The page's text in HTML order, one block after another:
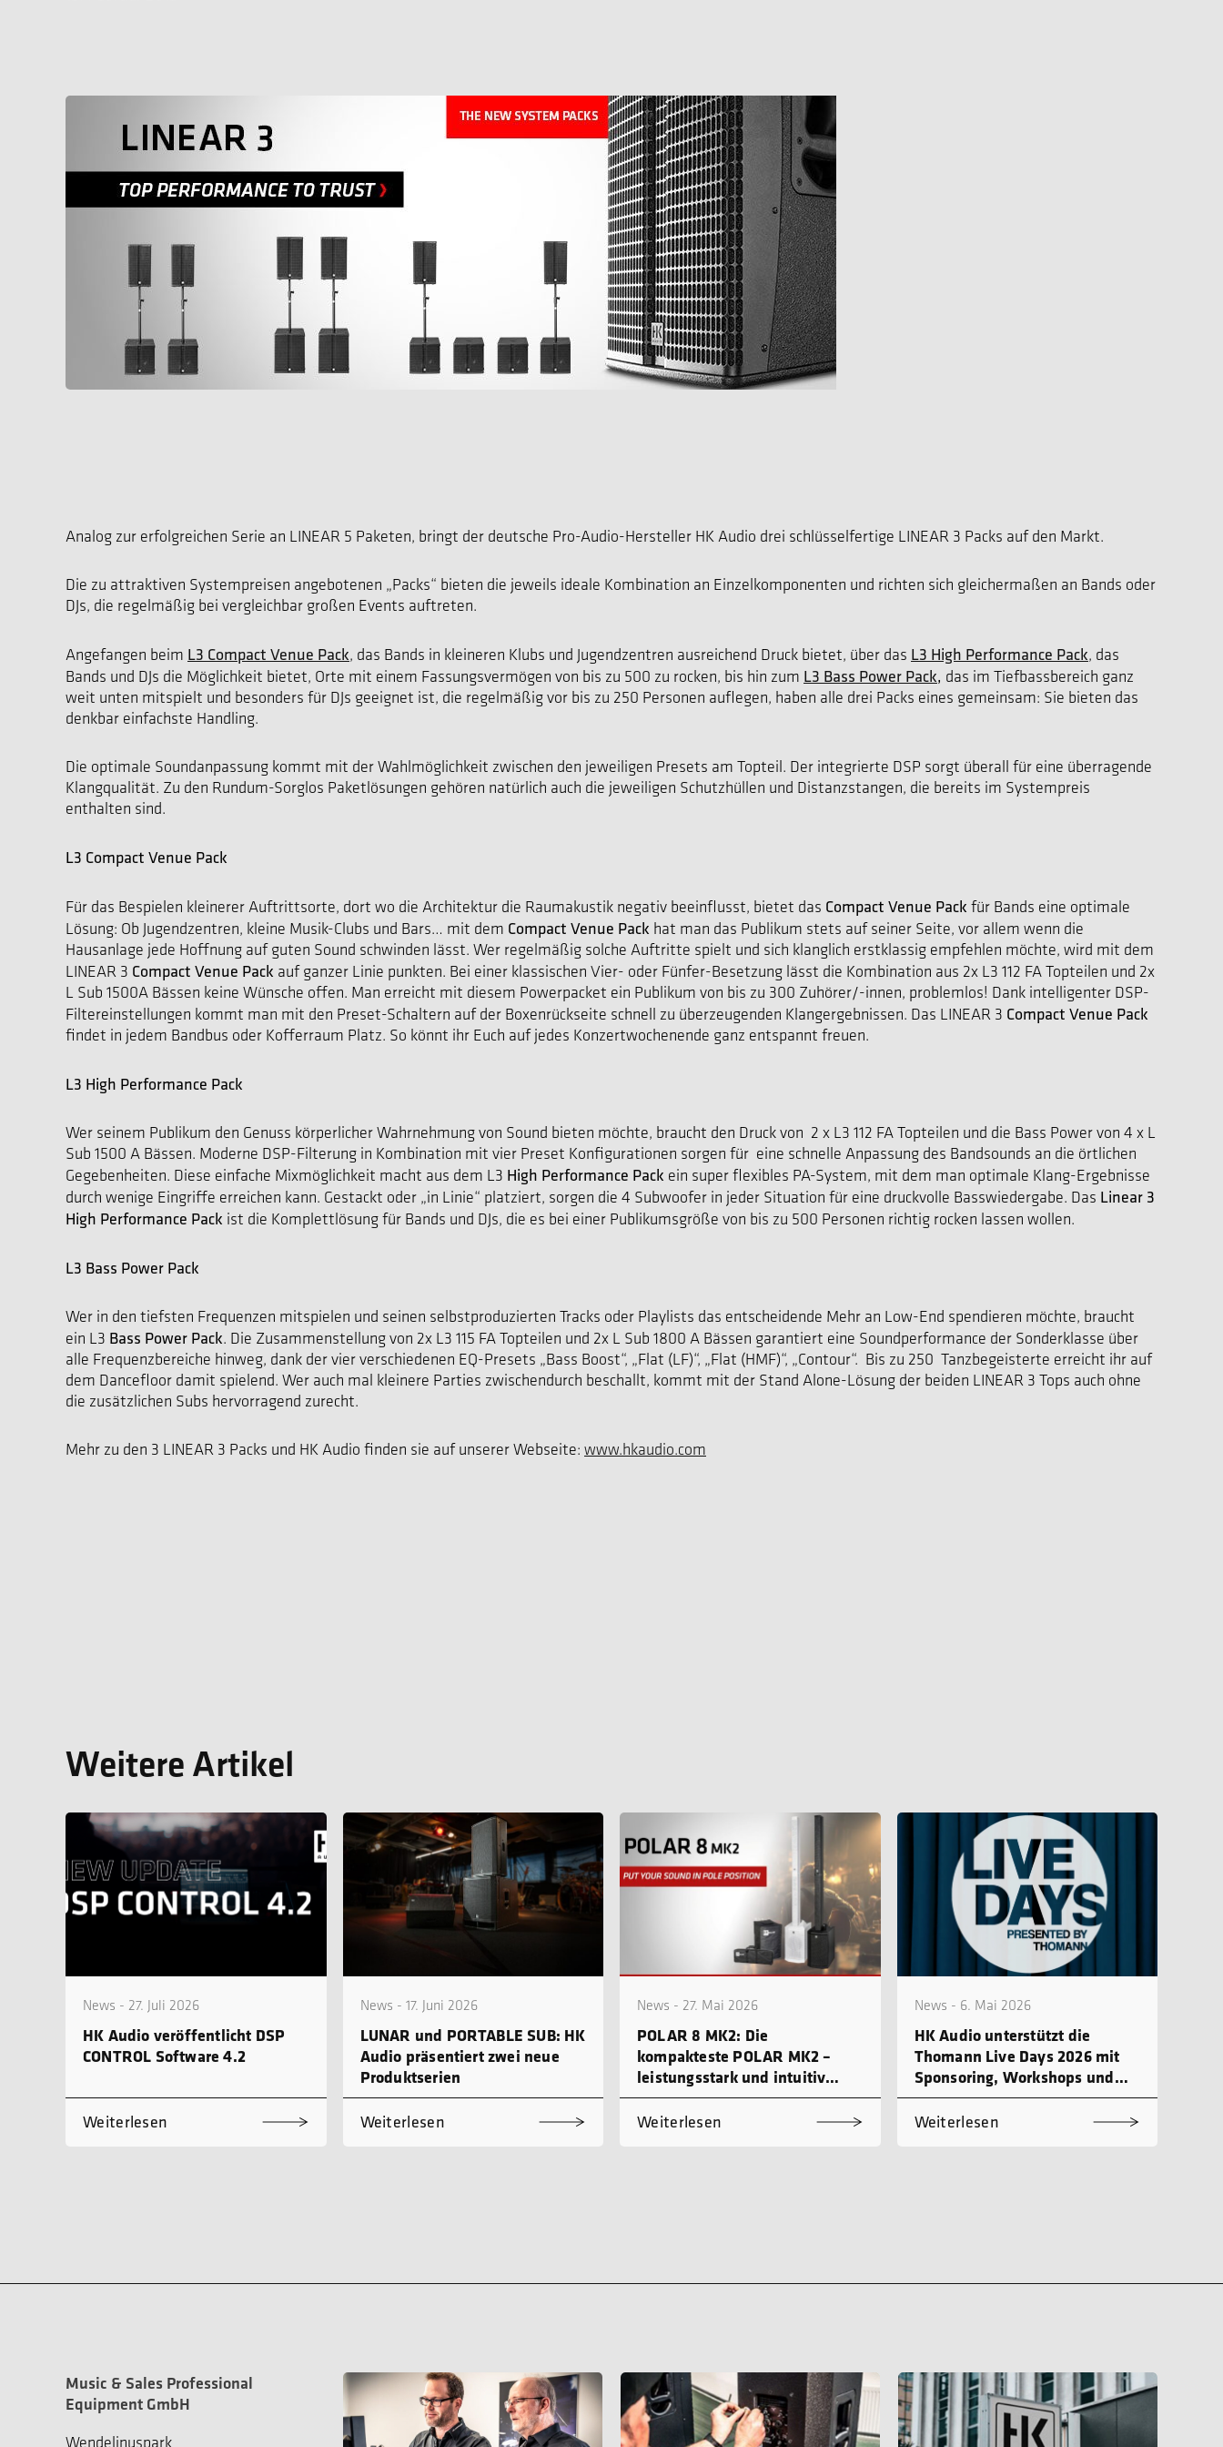
Analog zur erfolgreichen Serie an LINEAR 5 Paketen, bringt der deutsche Pro-Audio-Hersteller HK Audio drei schlüsselfertige LINEAR 3 Packs auf den Markt.
Die zu attraktiven Systempreisen angebotenen „Packs“ bieten die jeweils ideale Kombination an Einzelkomponenten und richten sich gleichermaßen an Bands oder
DJs, die regelmäßig bei vergleichbar großen Events auftreten.
Angefangen beim L3 Compact Venue Pack, das Bands in kleineren Klubs und Jugendzentren ausreichend Druck bietet, über das L3 High Performance Pack, das
Bands und DJs die Möglichkeit bietet, Orte mit einem Fassungsvermögen von bis zu 500 zu rocken, bis hin zum L3 Bass Power Pack, das im Tiefbassbereich ganz
weit unten mitspielt und besonders für DJs geeignet ist, die regelmäßig vor bis zu 250 Personen auflegen, haben alle drei Packs eines gemeinsam: Sie bieten das
denkbar einfachste Handling.
Die optimale Soundanpassung kommt mit der Wahlmöglichkeit zwischen den jeweiligen Presets am Topteil. Der integrierte DSP sorgt überall für eine überragende
Klangqualität. Zu den Rundum-Sorglos Paketlösungen gehören natürlich auch die jeweiligen Schutzhüllen und Distanzstangen, die bereits im Systempreis
enthalten sind.
L3 Compact Venue Pack
Für das Bespielen kleinerer Auftrittsorte, dort wo die Architektur die Raumakustik negativ beeinflusst, bietet das Compact Venue Pack für Bands eine optimale
Lösung: Ob Jugendzentren, kleine Musik-Clubs und Bars… mit dem Compact Venue Pack hat man das Publikum stets auf seiner Seite, vor allem wenn die
Hausanlage jede Hoffnung auf guten Sound schwinden lässt. Wer regelmäßig solche Auftritte spielt und sich klanglich erstklassig empfehlen möchte, wird mit dem
LINEAR 3 Compact Venue Pack auf ganzer Linie punkten. Bei einer klassischen Vier- oder Fünfer-Besetzung lässt die Kombination aus 2x L3 112 FA Topteilen und 2x
L Sub 1500A Bässen keine Wünsche offen. Man erreicht mit diesem Powerpacket ein Publikum von bis zu 300 Zuhörer/-innen, problemlos! Dank intelligenter DSP-
Filtereinstellungen kommt man mit den Preset-Schaltern auf der Boxenrückseite schnell zu überzeugenden Klangergebnissen. Das LINEAR 3 Compact Venue Pack
findet in jedem Bandbus oder Kofferraum Platz. So könnt ihr Euch auf jedes Konzertwochenende ganz entspannt freuen.
L3 High Performance Pack
Wer seinem Publikum den Genuss körperlicher Wahrnehmung von Sound bieten möchte, braucht den Druck von 2 x L3 112 FA Topteilen und die Bass Power von 4 x L
Sub 1500 A Bässen. Moderne DSP-Filterung in Kombination mit vier Preset Konfigurationen sorgen für eine schnelle Anpassung des Bandsounds an die örtlichen
Gegebenheiten. Diese einfache Mixmöglichkeit macht aus dem L3 High Performance Pack ein super flexibles PA-System, mit dem man optimale Klang-Ergebnisse
durch wenige Eingriffe erreichen kann. Gestackt oder „in Linie“ platziert, sorgen die 4 Subwoofer in jeder Situation für eine druckvolle Basswiedergabe. Das Linear 3
High Performance Pack ist die Komplettlösung für Bands und DJs, die es bei einer Publikumsgröße von bis zu 500 Personen richtig rocken lassen wollen.
L3 Bass Power Pack
Wer in den tiefsten Frequenzen mitspielen und seinen selbstproduzierten Tracks oder Playlists das entscheidende Mehr an Low-End spendieren möchte, braucht
ein L3 Bass Power Pack. Die Zusammenstellung von 2x L3 115 FA Topteilen und 2x L Sub 1800 A Bässen garantiert eine Soundperformance der Sonderklasse über
alle Frequenzbereiche hinweg, dank der vier verschiedenen EQ-Presets „Bass Boost“, „Flat (LF)“, „Flat (HMF)“, „Contour“. Bis zu 250 Tanzbegeisterte erreicht ihr auf
dem Dancefloor damit spielend. Wer auch mal kleinere Parties zwischendurch beschallt, kommt mit der Stand Alone-Lösung der beiden LINEAR 3 Tops auch ohne
die zusätzlichen Subs hervorragend zurecht.
Mehr zu den 3 LINEAR 3 Packs und HK Audio finden sie auf unserer Webseite: www.hkaudio.com
Weitere Artikel
News - 27. Juli 2026
HK Audio veröffentlicht DSP
CONTROL Software 4.2
Weiterlesen
News - 17. Juni 2026
LUNAR und PORTABLE SUB: HK
Audio präsentiert zwei neue
Produktserien
Weiterlesen
News - 27. Mai 2026
POLAR 8 MK2: Die
kompakteste POLAR MK2 –
leistungsstark und intuitiv
bedienbar
Weiterlesen
News - 6. Mai 2026
HK Audio unterstützt die
Thomann Live Days 2026 mit
Sponsoring, Workshops und
Produktdemo
Weiterlesen
Music & Sales Professional
Equipment GmbH
Wendelinuspark